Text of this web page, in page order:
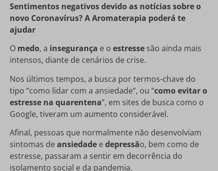
Sentimentos negativos devido as notícias sobre o
novo Coronavírus? A Aromaterapia poderá te
ajudar
O medo, a insegurança e o estresse são ainda mais
intensos, diante de cenários de crise.
Nos últimos tempos, a busca por termos-chave do
tipo “como lidar com a ansiedade”, ou “como evitar o
estresse na quarentena”, em sites de busca como o
Google, tiveram um aumento considerável.
Afinal, pessoas que normalmente não desenvolviam
sintomas de ansiedade e depressão, bem como de
estresse, passaram a sentir em decorrência do
isolamento social e da pandemia.